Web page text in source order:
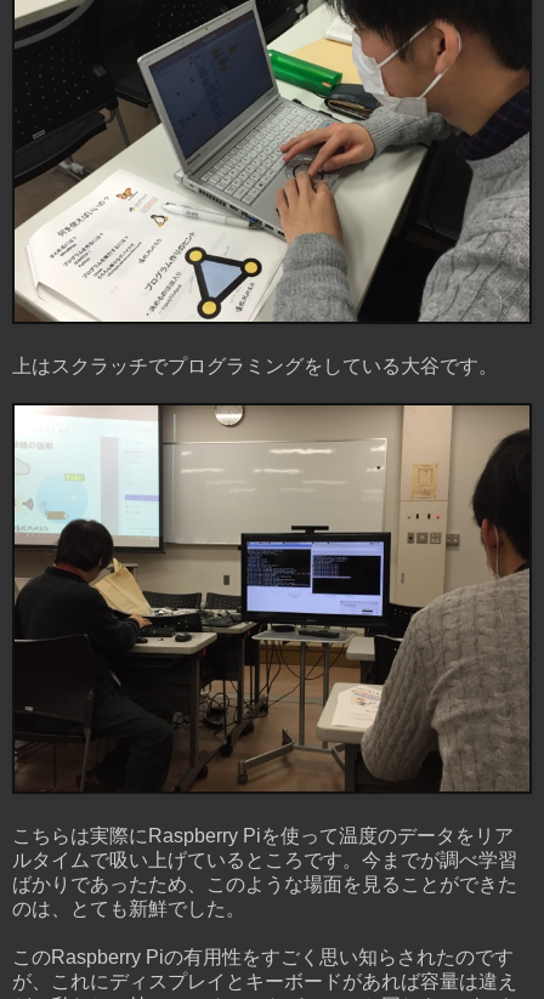
上はスクラッチでプログラミングをしている大谷です。
こちらは実際にRaspberry Piを使って温度のデータをリア
ルタイムで吸い上げているところです。今までが調べ学習
ばかりであったため、このような場面を見ることができた
のは、とても新鮮でした。
このRaspberry Piの有用性をすごく思い知らされたのです
が、これにディスプレイとキーボードがあれば容量は違え